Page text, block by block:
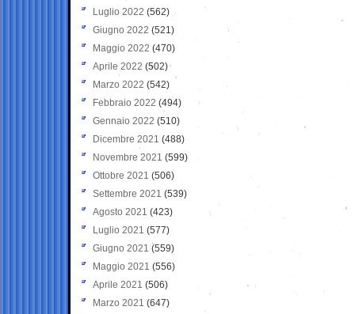
Luglio 2022 (562)
Giugno 2022 (521)
Maggio 2022 (470)
Aprile 2022 (502)
Marzo 2022 (542)
Febbraio 2022 (494)
Gennaio 2022 (510)
Dicembre 2021 (488)
Novembre 2021 (599)
Ottobre 2021 (506)
Settembre 2021 (539)
Agosto 2021 (423)
Luglio 2021 (577)
Giugno 2021(559)
Maggio 2021 (556)
Aprile 2021 (506)
Marzo 2021 (647)